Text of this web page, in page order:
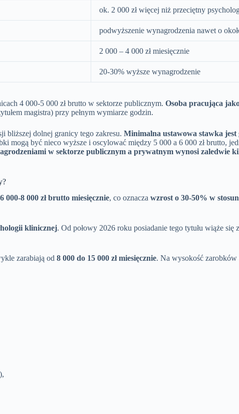
ok. 2 000 zł więcej niż przeciętny
podwyższenie wynagrodzenia nawet o
2 000 – 4 000 zł miesięcznie
20-30% wyższe wynagrodzenie
4 000-5 000 zł brutto w sektorze publicznym. Osoba pracująca
magistra) przy pełnym wymiarze godzin.
bliższej dolnej granicy tego zakresu. Minimalna ustawowa stawka
mogą być nieco wyższe i oscylować między 5 000 a 6 000 zł brutto,
w sektorze publicznym a prywatnym wynosi zaledwie
6 000-8 000 zł brutto miesięcznie, co oznacza wzrost o 30-50% w
klinicznej. Od połowy 2026 roku posiadanie tego tytułu wiąże się z
zarabiają od 8 000 do 15 000 zł miesięcznie. Na wysokość zarobków